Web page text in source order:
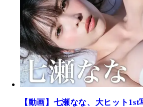
【動画】七瀬なな、大ヒット1st